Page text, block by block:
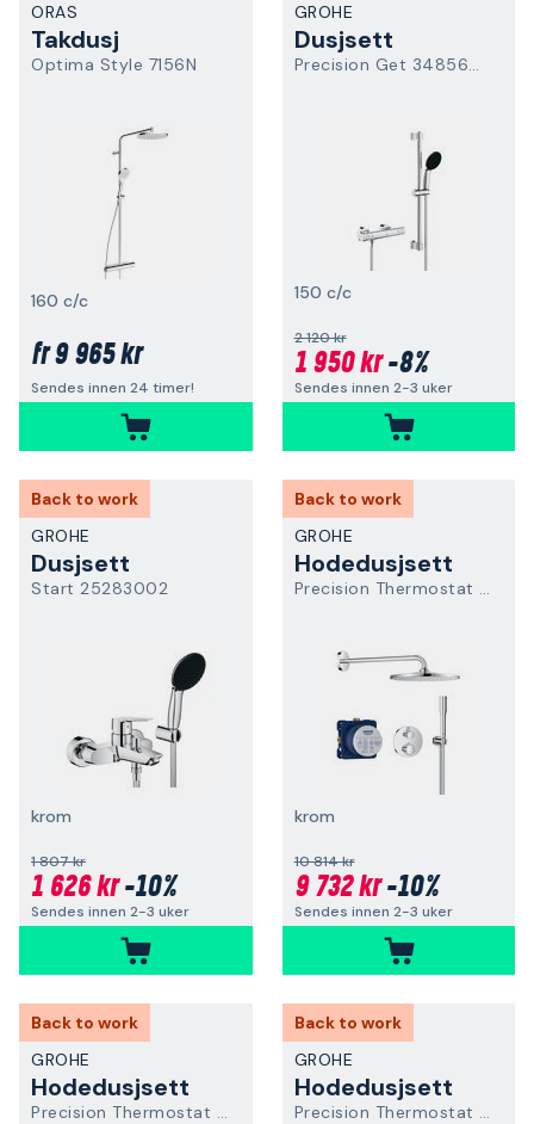
ORAS
Takdusj
Optima Style 7156N
160 c/c
fr9 965 kr
Sendes innen 24 timer!
GROHE
Dusjsett
Precision Get 34856000
150 c/c
2 120 kr
1 950 kr-8%
Sendes innen 2-3 uker
Back to work
GROHE
Dusjsett
Start 25283002
krom
1 807 kr
1 626 kr-10%
Sendes innen 2-3 uker
Back to work
GROHE
Hodedusjsett
Precision Thermostat 34880000
krom
10 814 kr
9 732 kr-10%
Sendes innen 2-3 uker
Back to work
GROHE
Hodedusjsett
Precision Thermostat 34881000
Back to work
GROHE
Hodedusjsett
Precision Thermostat 34882000